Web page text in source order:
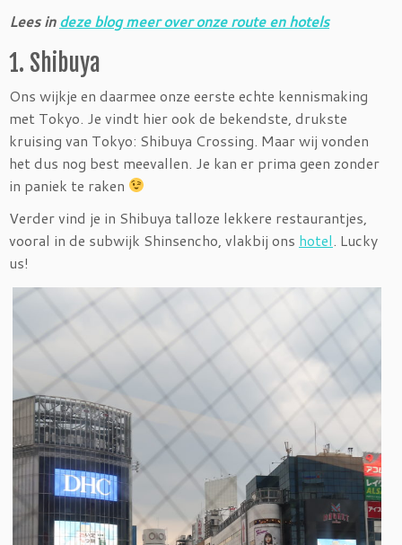
Lees indeze blog meer over onze route en hotels
1. Shibuya
Ons wijkje en daarmee onze eerste echte kennismaking
met Tokyo. Je vindt hier ook de bekendste, drukste
kruising van Tokyo: Shibuya Crossing. Maar wij vonden
het dus nog best meevallen. Je kan er prima geen zonder
in paniek te raken
Verder vind je in Shibuya talloze lekkere restaurantjes,
vooral in de subwijk Shinsencho, vlakbij ons hotel. Lucky
us!